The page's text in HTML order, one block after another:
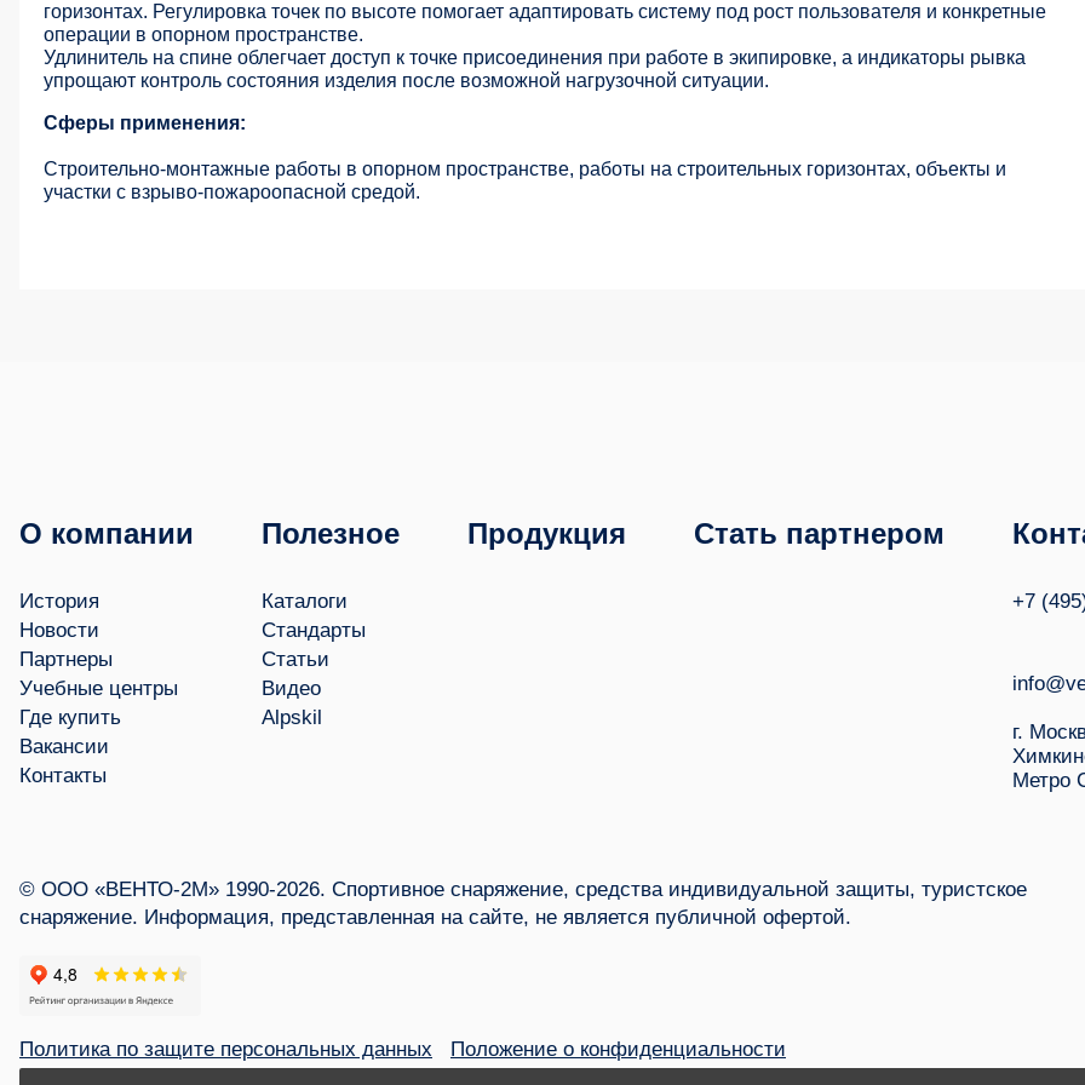
горизонтах. Регулировка точек по высоте помогает адаптировать систему под рост пользователя и конкретные
операции в опорном пространстве.
Удлинитель на спине облегчает доступ к точке присоединения при работе в экипировке, а индикаторы рывка
упрощают контроль состояния изделия после возможной нагрузочной ситуации.
Сферы применения:
Строительно-монтажные работы в опорном пространстве, работы на строительных горизонтах, объекты и
участки с взрыво-пожароопасной средой.
О компании
История
Новости
Партнеры
Учебные центры
Где купить
Вакансии
Контакты
Полезное
Каталоги
Стандарты
Статьи
Видео
Alpskil
Продукция Стать партнером
+7
г.
Метро
© ООО «ВЕНТО-2М» 1990-2026. Спортивное снаряжение, средства индивидуальной защиты, туристское
снаряжение. Информация, представленная на сайте, не является публичной офертой.
Политика по защите персональных данных Положение о конфиденциальности